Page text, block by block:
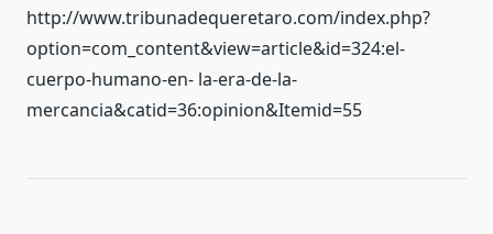
http://www.tribunadequeretaro.com/index.php?
option=com_content&view=article&id=324:el-
cuerpo-humano-en- la-era-de-la-
mercancia&catid=36:opinion&Itemid=55